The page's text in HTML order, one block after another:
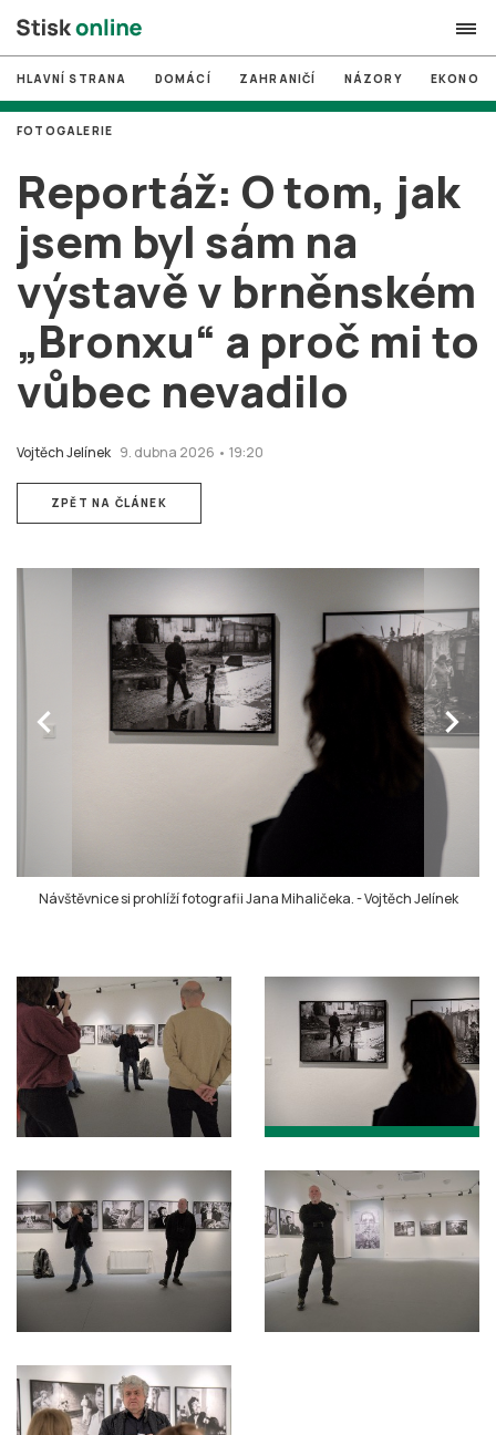
search
# MUNI
# Brno
# volby
login PŘIHLÁSIT SE
Zapomněli jste heslo?
Založit nový účet
HLAVNÍ STRANA DOMÁCÍ ZAHRANIČÍ NÁZORY
Reportáž: O tom, jak
jsem byl sám na
výstavě v brněnském
„Bronxu“ a proč mi to
vůbec nevadilo
Vojtěch Jelínek 9. dubna 2026 • 19:20
FOTOGALERIE
ZPĚT NA ČLÁNEK
chevron_left chevron_right
Návštěvnice si prohlíží fotografii Jana Mihaličeka.-Vojtěch Jelínek